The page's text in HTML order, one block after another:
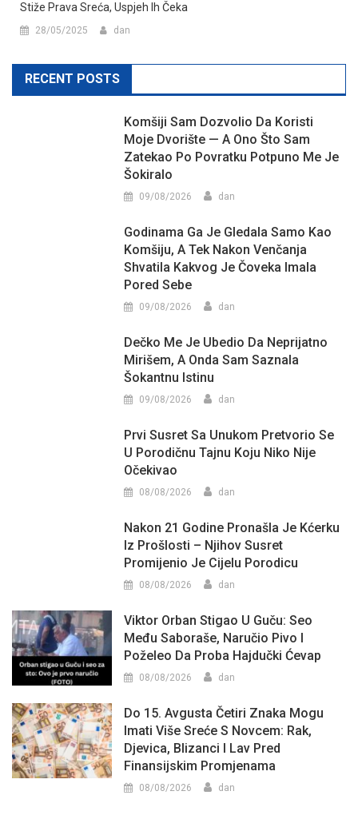
Stiže Prava Sreća, Uspjeh Ih Čeka
28/05/2025 dan
RECENT POSTS
Komšiji Sam Dozvolio Da Koristi
Moje Dvorište — A Ono Što Sam
Zatekao Po Povratku Potpuno Me Je
Šokiralo
09/08/2026 dan
Godinama Ga Je Gledala Samo Kao
Komšiju, A Tek Nakon Venčanja
Shvatila Kakvog Je Čoveka Imala
Pored Sebe
09/08/2026 dan
Dečko Me Je Ubedio Da Neprijatno
Mirišem, A Onda Sam Saznala
Šokantnu Istinu
09/08/2026 dan
Prvi Susret Sa Unukom Pretvorio Se
U Porodičnu Tajnu Koju Niko Nije
Očekivao
08/08/2026 dan
Nakon 21 Godine Pronašla Je Kćerku
Iz Prošlosti – Njihov Susret
Promijenio Je Cijelu Porodicu
08/08/2026 dan
Viktor Orban Stigao U Guču: Seo
Među Saboraše, Naručio Pivo I
Poželeo Da Proba Hajdučki Ćevap
08/08/2026 dan
Do 15. Avgusta Četiri Znaka Mogu
Imati Više Sreće S Novcem: Rak,
Djevica, Blizanci I Lav Pred
Finansijskim Promjenama
08/08/2026 dan